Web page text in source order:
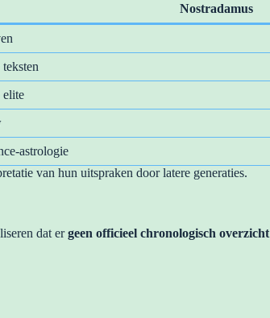
Nostradamus
elite
astrologie
van hun uitspraken door latere generaties.
dat ergeen officieel chronologisch overzicht